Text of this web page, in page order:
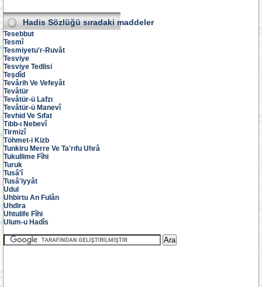
Hadis Sözlüğü sıradaki maddeler
Tesebbut
Tesmî
Tesmiyetu'r-Ruvât
Tesviye
Tesviye Tedlisi
Teşdîd
Tevârih Ve Vefeyât
Tevâtür
Tevâtür-ü Lafzı
Tevâtür-ü Manevî
Tevhid Ve Sıfat
Tıbb-ı Nebevî
Tirmizî
Töhmet-i Kizb
Tunkiru Merre Ve Ta'rıfu Uhrâ
Tukullime Fîhi
Turuk
Tusâ'î
Tusâ'iyyât
Udul
Uhbirtu An Fulân
Uhdira
Uhtulife Fîhi
Ulum-u Hadîs